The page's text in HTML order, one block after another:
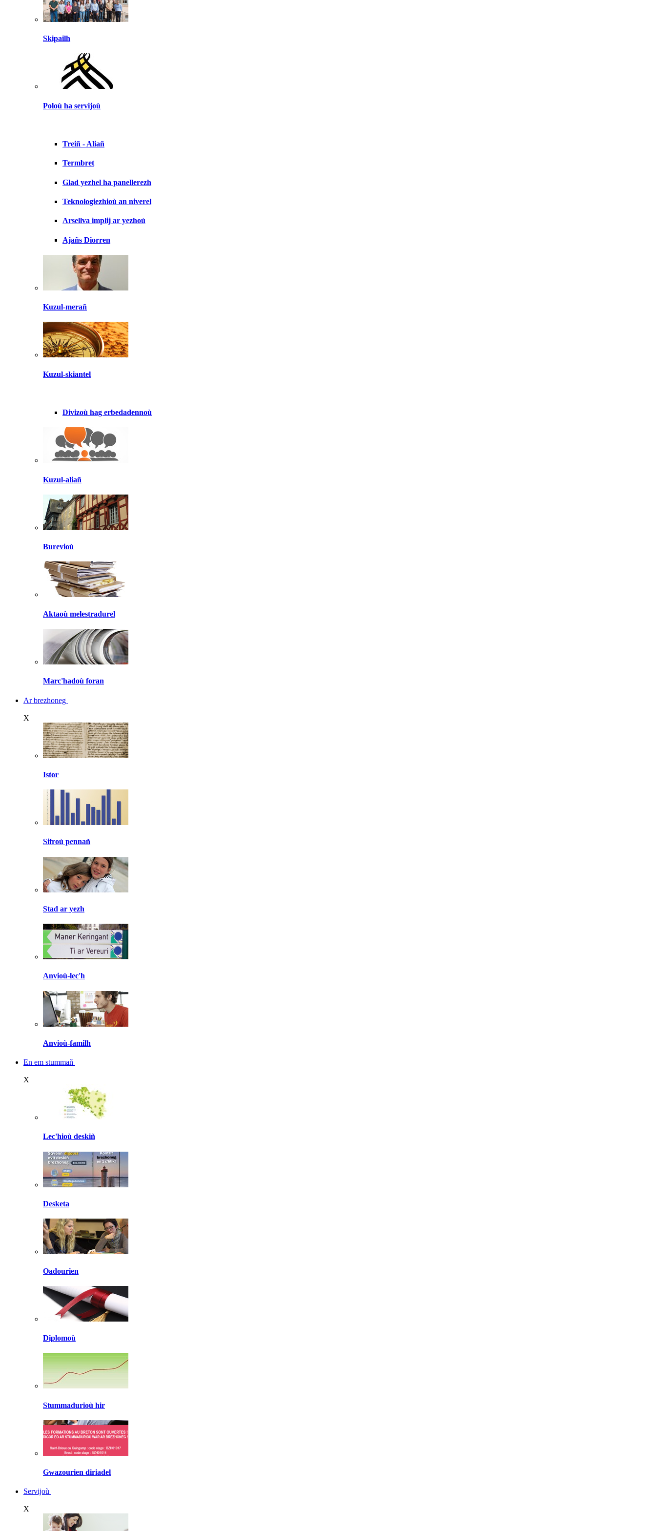
Skipailh
Poloù ha servijoù
Treiñ - Aliañ
Termbret
Glad yezhel ha panellerezh
Teknologiezhioù an niverel
Arsellva implij ar yezhoù
Ajañs Diorren
Kuzul-merañ
Kuzul-skiantel
Divizoù hag erbedadennoù
Kuzul-aliañ
Burevioù
Aktaoù melestradurel
Marc'hadoù foran
Ar brezhoneg
X
Istor
Sifroù pennañ
Stad ar yezh
Anvioù-lec'h
Anvioù-familh
En em stummañ
X
Lec'hioù deskiñ
Desketa
Oadourien
Diplomoù
Stummadurioù hir
Gwazourien diriadel
Servijoù
X